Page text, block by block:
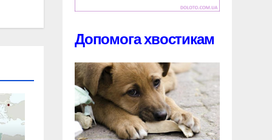
Допомога хвостикам